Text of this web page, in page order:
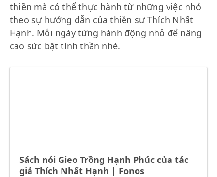
thiền mà có thể thực hành từ những việc nhỏ
theo sự hướng dẫn của thiền sư Thích Nhất
Hạnh. Mỗi ngày từng hành động nhỏ để nâng
cao sức bật tinh thần nhé.
Sách nói Gieo Trồng Hạnh Phúc của tác
giả Thích Nhất Hạnh | Fonos